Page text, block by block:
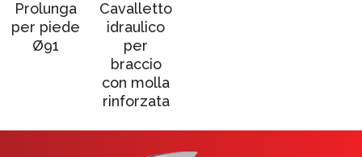
Prolunga
per piede
Ø91
Cavalletto
idraulico
per
braccio
con molla
rinforzata